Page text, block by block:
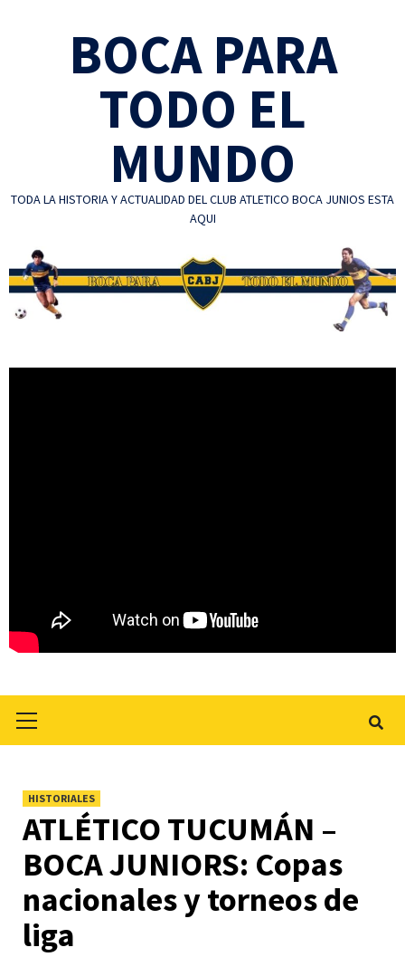
BOCA PARA
TODO EL
MUNDO
TODA LA HISTORIA Y ACTUALIDAD DEL CLUB ATLETICO BOCA JUNIOS ESTA
AQUI
Menu
HISTORIALES
ATLÉTICO TUCUMÁN –
BOCA JUNIORS: Copas
nacionales y torneos de
liga